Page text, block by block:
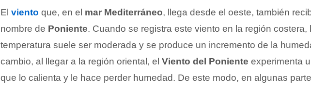
El viento que, en el mar Mediterráneo, llega desde el oeste, también
nombre de Poniente. Cuando se registra este viento en la región costera,
temperatura suele ser moderada y se produce un incremento de la
cambio, al llegar a la región oriental, el Viento del Poniente experimenta
que lo calienta y le hace perder humedad. De este modo, en algunas